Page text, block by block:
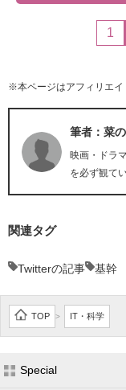
1
※本ページはアフィリエイ
筆者：菜
映画・ドラ
を必ず観て
関連タグ
Twitterの記事 基幹
TOP > IT・科学
Special